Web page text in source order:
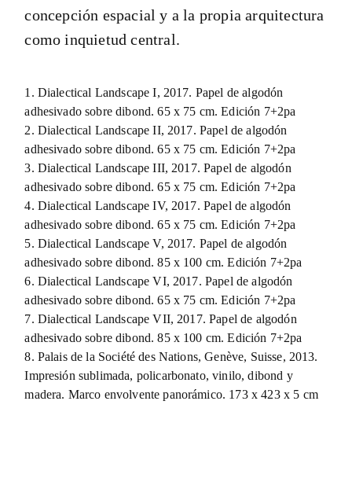
concepción espacial y a la propia arquitectura
como inquietud central.
1. Dialectical Landscape I, 2017. Papel de algodón
adhesivado sobre dibond. 65 x 75 cm. Edición 7+2pa
2. Dialectical Landscape II, 2017. Papel de algodón
adhesivado sobre dibond. 65 x 75 cm. Edición 7+2pa
3. Dialectical Landscape III, 2017. Papel de algodón
adhesivado sobre dibond. 65 x 75 cm. Edición 7+2pa
4. Dialectical Landscape IV, 2017. Papel de algodón
adhesivado sobre dibond. 65 x 75 cm. Edición 7+2pa
5. Dialectical Landscape V, 2017. Papel de algodón
adhesivado sobre dibond. 85 x 100 cm. Edición 7+2pa
6. Dialectical Landscape VI, 2017. Papel de algodón
adhesivado sobre dibond. 65 x 75 cm. Edición 7+2pa
7. Dialectical Landscape VII, 2017. Papel de algodón
adhesivado sobre dibond. 85 x 100 cm. Edición 7+2pa
8. Palais de la Société des Nations, Genève, Suisse, 2013.
Impresión sublimada, policarbonato, vinilo, dibond y
madera. Marco envolvente panorámico. 173 x 423 x 5 cm